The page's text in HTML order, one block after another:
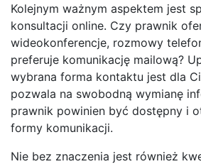
Kolejnym ważnym aspektem jest
konsultacji online. Czy prawnik
wideokonferencje, rozmowy
preferuje komunikację mailową?
wybrana forma kontaktu jest dla
pozwala na swobodną wymianę
prawnik powinien być dostępny i
formy komunikacji.
Nie bez znaczenia jest również